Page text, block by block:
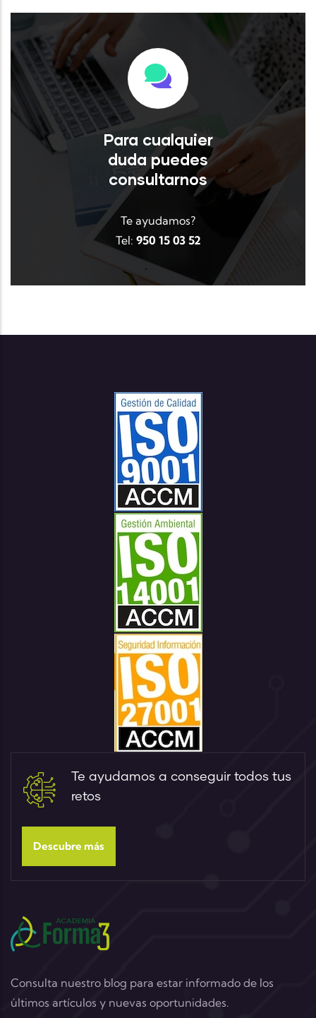
Para cualquier
duda puedes
consultarnos
Te ayudamos?
Tel: 950 15 03 52
Te ayudamos a conseguir todos tus
retos
Descubre más
Consulta nuestro blog para estar informado de los
últimos artículos y nuevas oportunidades.